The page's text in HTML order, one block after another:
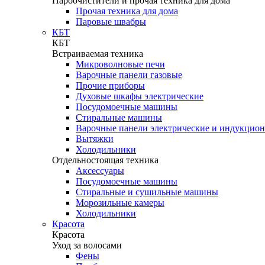
Прочая техника для дома
Паровые швабры
КБТ
КБТ
Встраиваемая техника
Микроволновые печи
Варочные панели газовые
Прочие приборы
Духовые шкафы электрические
Посудомоечные машины
Стиральные машины
Варочные панели электрические и
Вытяжки
Холодильники
Отдельностоящая техника
Аксессуары
Посудомоечные машины
Стиральные и сушильные машины
Морозильные камеры
Холодильники
Красота
Красота
Уход за волосами
Фены